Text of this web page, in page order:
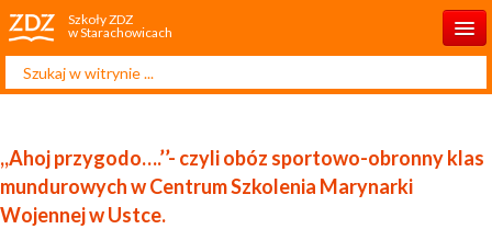
Szkoły ZDZ
w Starachowicach
Start
Rekrutacja 2025/2026
Dla ucznia
Szukaj...
,,Ahoj przygodo….’’- czyli obóz sportowo-obronny klas
mundurowych w Centrum Szkolenia Marynarki
Wojennej w Ustce.